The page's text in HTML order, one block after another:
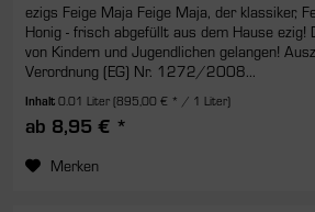
ezigs Feige Maja Feige Maja, der klassiker,
Honig - frisch abgefüllt aus dem Hause ezig!
von Kindern und Jugendlichen gelangen!
Verordnung (EG) Nr. 1272/2008...
Inhalt0.01 Liter(895,00 € * / 1 Liter)
ab 8,95 € *
Merken